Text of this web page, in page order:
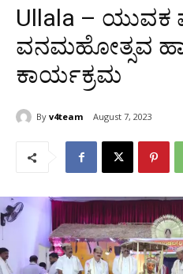
Ullala – ಯುವಕ
ವನಮಹೋತ್ಸವ
ಕಾರ್ಯಕ್ರಮ
By v4team August 7, 2023